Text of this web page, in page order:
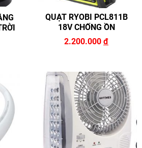
QUẠT RYOBI PCL811B
18V CHỐNG ỒN
2.200.000 đ
HOÀN THÀNH
tư vấn trực tiếp 24/7:
zalo
0946.68.0946